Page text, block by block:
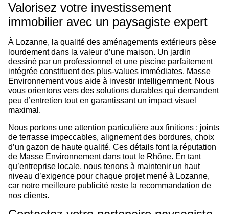
Valorisez votre investissement
immobilier avec un paysagiste expert
À Lozanne, la qualité des aménagements extérieurs pèse
lourdement dans la valeur d’une maison. Un jardin
dessiné par un professionnel et une piscine parfaitement
intégrée constituent des plus-values immédiates. Masse
Environnement vous aide à investir intelligemment. Nous
vous orientons vers des solutions durables qui demandent
peu d’entretien tout en garantissant un impact visuel
maximal.
Nous portons une attention particulière aux finitions : joints
de terrasse impeccables, alignement des bordures, choix
d’un gazon de haute qualité. Ces détails font la réputation
de Masse Environnement dans tout le Rhône. En tant
qu’entreprise locale, nous tenons à maintenir un haut
niveau d’exigence pour chaque projet mené à Lozanne,
car notre meilleure publicité reste la recommandation de
nos clients.